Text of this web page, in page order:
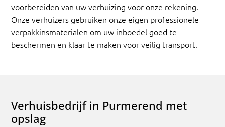
voorbereiden van uw verhuizing voor onze rekening.
Onze verhuizers gebruiken onze eigen professionele
verpakkinsmaterialen om uw inboedel goed te
beschermen en klaar te maken voor veilig transport.
Verhuisbedrijf in Purmerend met
opslag